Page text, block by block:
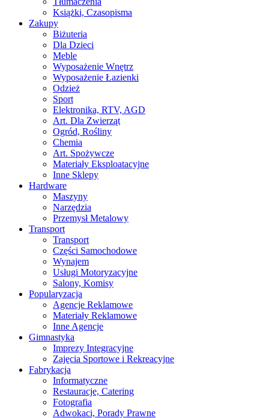
Książki, Czasopisma
Zakupy
Biżuteria
Dla Dzieci
Meble
Wyposażenie Wnętrz
Wyposażenie Łazienki
Odzież
Sport
Elektronika, RTV, AGD
Art. Dla Zwierząt
Ogród, Rośliny
Chemia
Art. Spożywcze
Materiały Eksploatacyjne
Inne Sklepy
Hardware
Maszyny
Narzędzia
Przemysł Metalowy
Transport
Transport
Części Samochodowe
Wynajem
Usługi Motoryzacyjne
Salony, Komisy
Popularyzacja
Agencje Reklamowe
Materiały Reklamowe
Inne Agencje
Gimnastyka
Imprezy Integracyjne
Zajęcia Sportowe i Rekreacyjne
Fabrykacja
Informatyczne
Restauracje, Catering
Fotografia
Adwokaci, Porady Prawne